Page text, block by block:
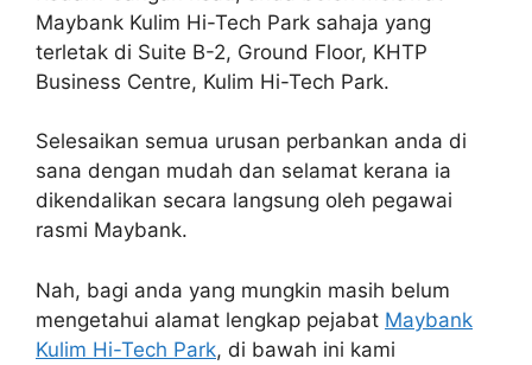
Maybank Kulim Hi-Tech Park sahaja yang
terletak di Suite B-2, Ground Floor, KHTP
Business Centre, Kulim Hi-Tech Park.
Selesaikan semua urusan perbankan anda di
sana dengan mudah dan selamat kerana ia
dikendalikan secara langsung oleh pegawai
rasmi Maybank.
Nah, bagi anda yang mungkin masih belum
mengetahui alamat lengkap pejabat Maybank
Kulim Hi-Tech Park, di bawah ini kami